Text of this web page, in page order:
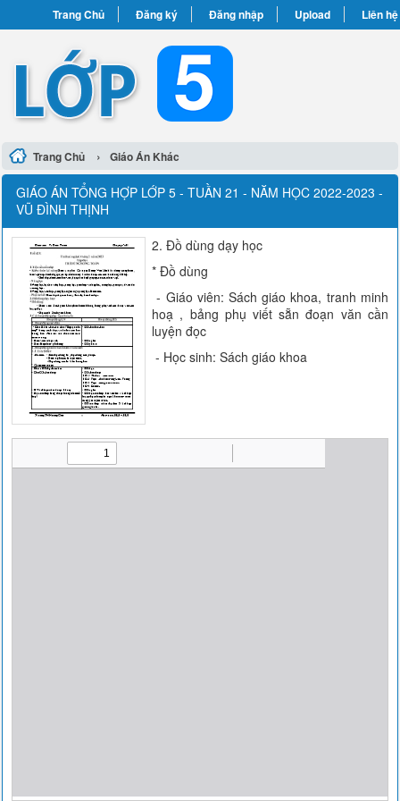
Trang Chủ Đăng ký Đăng nhập Upload Liên hệ
Trang Chủ › Giáo Án Khác
GIÁO ÁN TỔNG HỢP LỚP 5 - TUẦN 21 - NĂM HỌC 2022-2023 -
VŨ ĐÌNH THỊNH
2. Đồ dùng dạy học
* Đồ dùng
- Giáo viên: Sách giáo khoa, tranh minh
hoạ , bảng phụ viết sẵn đoạn văn cần
luyện đọc
- Học sinh: Sách giáo khoa